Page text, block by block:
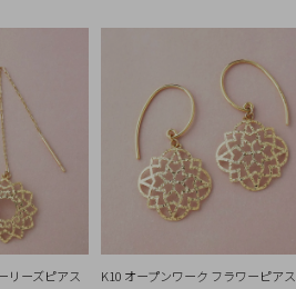
リーズピアス
K10 オープンワーク フラワーピアス
カラー